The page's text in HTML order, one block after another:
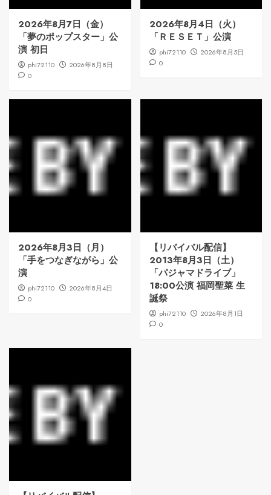
2026年8月7日（金）
「夢のポップスター」公
演 初日
phi72110
2026年8月8日
0
2026年8月4日（火）
「ＲＥＳＥＴ」公演
phi72110
2026年8月5日
0
2026年8月3日（月）
「手をつなぎながら」公
演
phi72110
2026年8月4日
0
【リバイバル配信】
2013年8月3日（土）
「パジャマドライブ」
18:00公演 福岡聖菜 生
誕祭
phi72110
2026年8月1日
0